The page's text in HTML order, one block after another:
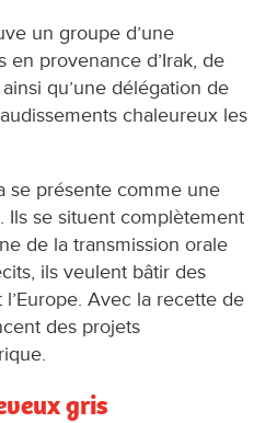
un groupe d’une
en provenance d’Irak, de
qu’une délégation de
chaleureux les
se présente comme une
Ils se situent complètement
de la transmission orale
ils veulent bâtir des
Avec la recette de
des projets
gris